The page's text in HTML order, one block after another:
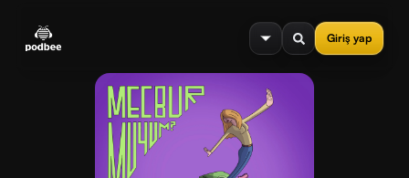
Giriş yap
menu